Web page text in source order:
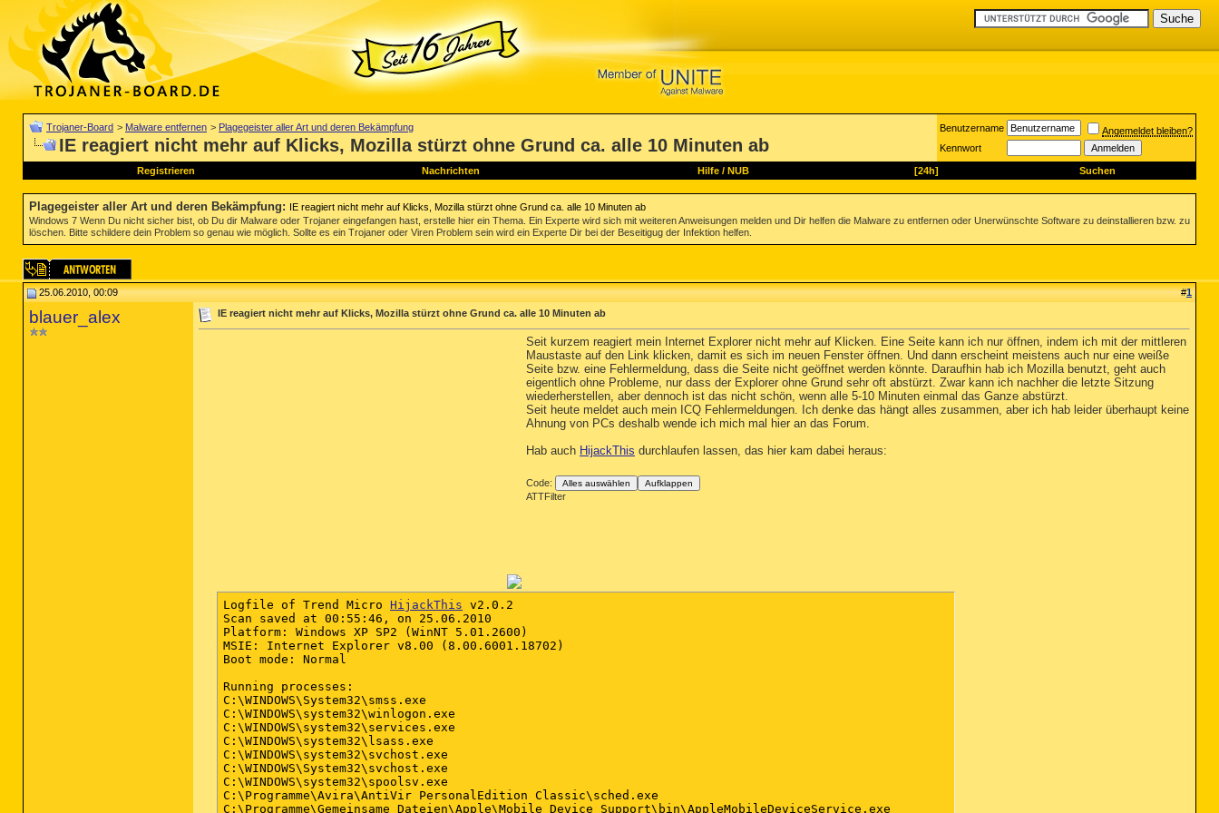
Trojaner-Board > Malware entfernen > Plagegeister aller Art und deren Bekämpfung
IE reagiert nicht mehr auf Klicks, Mozilla stürzt ohne Grund ca. alle 10 Minuten ab
Benutzername
Angemeldet bleiben?
Kennwort
Registrieren Nachrichten Hilfe/ NUB [24h] Suchen
Plagegeister aller Art und deren Bekämpfung: IE reagiert nicht mehr auf Klicks, Mozilla stürzt ohne Grund ca. alle 10 Minuten ab
Windows 7 Wenn Du nicht sicher bist, ob Du dir Malware oder Trojaner eingefangen hast, erstelle hier ein Thema. Ein Experte wird sich mit weiteren Anweisungen melden und Dir helfen die Malware zu entfernen oder Unerwünschte Software zu deinstallieren bzw. zu
löschen. Bitte schildere dein Problem so genau wie möglich. Sollte es ein Trojaner oder Viren Problem sein wird ein Experte Dir bei der Beseitigug der Infektion helfen.
25.06.2010, 00:09 #1
blauer_alex IE reagiert nicht mehr auf Klicks, Mozilla stürzt ohne Grund ca. alle 10 Minuten ab
Seit kurzem reagiert mein Internet Explorer nicht mehr auf Klicken. Eine Seite kann ich nur öffnen, indem ich mit der mittleren
Maustaste auf den Link klicken, damit es sich im neuen Fenster öffnen. Und dann erscheint meistens auch nur eine weiße
Seite bzw. eine Fehlermeldung, dass die Seite nicht geöffnet werden könnte. Daraufhin hab ich Mozilla benutzt, geht auch
eigentlich ohne Probleme, nur dass der Explorer ohne Grund sehr oft abstürzt. Zwar kann ich nachher die letzte Sitzung
wiederherstellen, aber dennoch ist das nicht schön, wenn alle 5-10 Minuten einmal das Ganze abstürzt.
Seit heute meldet auch mein ICQ Fehlermeldungen. Ich denke das hängt alles zusammen, aber ich hab leider überhaupt keine
Ahnung von PCs deshalb wende ich mich mal hier an das Forum.
Hab auch HijackThis durchlaufen lassen, das hier kam dabei heraus:
Code: Alles auswählen Aufklappen
ATTFilter
Logfile of Trend Micro HijackThis v2.0.2
Scan saved at 00:55:46, on 25.06.2010
Platform: Windows XP SP2 (WinNT 5.01.2600)
MSIE: Internet Explorer v8.00 (8.00.6001.18702)
Boot mode: Normal
Running processes:
C:\WINDOWS\System32\smss.exe
C:\WINDOWS\system32\winlogon.exe
C:\WINDOWS\system32\services.exe
C:\WINDOWS\system32\lsass.exe
C:\WINDOWS\system32\svchost.exe
C:\WINDOWS\System32\svchost.exe
C:\WINDOWS\system32\spoolsv.exe
C:\Programme\Avira\AntiVir PersonalEdition Classic\sched.exe
C:\Programme\Gemeinsame Dateien\Apple\Mobile Device Support\bin\AppleMobileDeviceService.exe